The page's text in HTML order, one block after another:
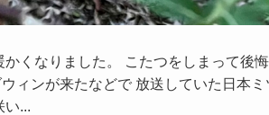
かくなりました。 こたつをしまって後
ィンが来たなどで 放送していた日本
い...